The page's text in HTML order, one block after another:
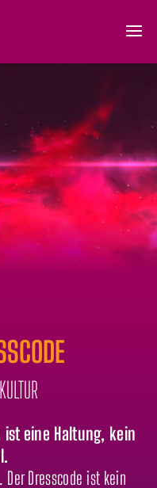
eine Haltung, kein
Dresscode ist kein